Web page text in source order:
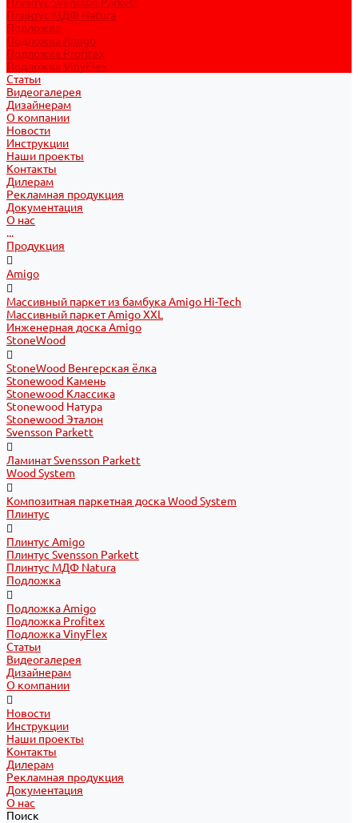
Плинтус МДФ Natura
Подложка
Подложка Amigo
Подложка Profitex
Подложка VinyFlex
Статьи
Видеогалерея
Дизайнерам
О компании
Новости
Инструкции
Наши проекты
Контакты
Дилерам
Рекламная продукция
Документация
О нас
...
Продукция
Amigo
Массивный паркет из бамбука Amigo Hi-Tech
Массивный паркет Amigo XXL
Инженерная доска Amigo
StoneWood
StoneWood Венгерская ёлка
Stonewood Камень
Stonewood Классика
Stonewood Натура
Stonewood Эталон
Svensson Parkett
Ламинат Svensson Parkett
Wood System
Композитная паркетная доска Wood System
Плинтус
Плинтус Amigo
Плинтус Svensson Parkett
Плинтус МДФ Natura
Подложка
Подложка Amigo
Подложка Profitex
Подложка VinyFlex
Статьи
Видеогалерея
Дизайнерам
О компании
Новости
Инструкции
Наши проекты
Контакты
Дилерам
Рекламная продукция
Документация
О нас
Поиск